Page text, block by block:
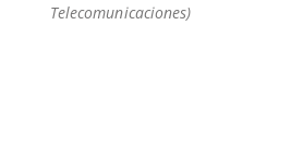
Telecomunicaciones)